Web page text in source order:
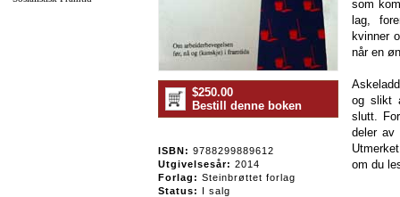
$250.00
Bestill denne boken
ISBN: 9788299889612
Utgivelsesår: 2014
Forlag: Steinbrøttet forlag
Status: I salg
som
lag,
kvinner
når en
og slikt
slutt.
deler av
om du